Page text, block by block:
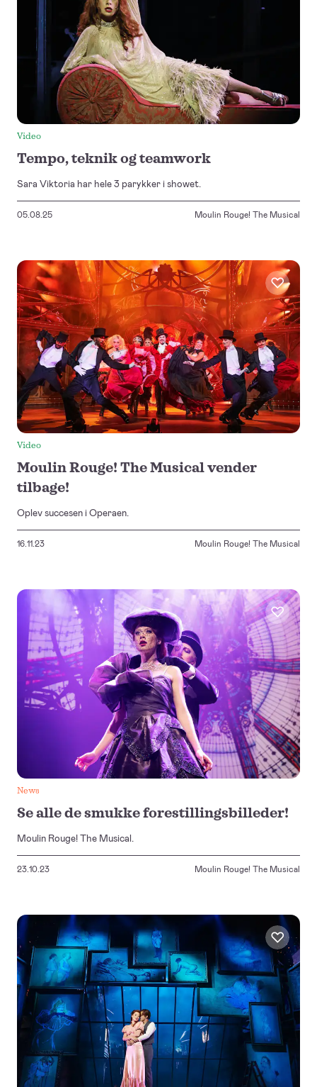
Video
Tempo, teknik og teamwork
Sara Viktoria har hele 3 parykker i showet.
05.08.25 Moulin Rouge! The Musical
Video
Moulin Rouge! The Musical vender
tilbage!
Oplev succesen i Operaen.
16.11.23 Moulin Rouge! The Musical
News
Se alle de smukke forestillingsbilleder!
Moulin Rouge! The Musical.
23.10.23 Moulin Rouge! The Musical